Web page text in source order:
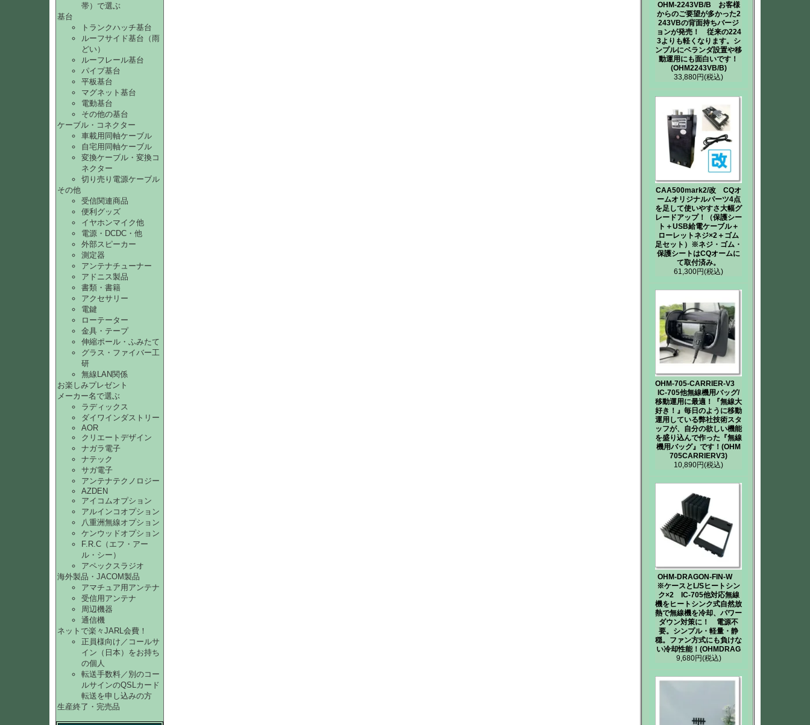
帯）で選ぶ
基台
トランクハッチ基台
ルーフサイド基台（雨
どい）
ルーフレール基台
パイプ基台
平板基台
マグネット基台
電動基台
その他の基台
ケーブル・コネクター
車載用同軸ケーブル
自宅用同軸ケーブル
変換ケーブル・変換コ
ネクター
切り売り電源ケーブル
その他
受信関連商品
便利グッズ
イヤホンマイク他
電源・DCDC・他
外部スピーカー
測定器
アンテナチューナー
アドニス製品
書類・書籍
アクセサリー
電鍵
ローテーター
金具・テープ
伸縮ポール・ふみたて
グラス・ファイバー工
研
無線LAN関係
お楽しみプレゼント
メーカー名で選ぶ
ラディックス
ダイワインダストリー
AOR
クリエートデザイン
ナガラ電子
ナテック
サガ電子
アンテナテクノロジー
AZDEN
アイコムオプション
アルインコオプション
八重洲無線オプション
ケンウッドオプション
F.R.C（エフ・アー
ル・シー）
アペックスラジオ
海外製品・JACOM製品
アマチュア用アンテナ
受信用アンテナ
周辺機器
通信機
ネットで楽々JARL会費！
正員様向け／コールサ
イン（日本）をお持ち
の個人
転送手数料／別のコー
ルサインのQSLカード
転送を申し込みの方
生産終了・完売品
OHM-2243VB/B お客様
からのご要望が多かった2
243VBの背面持ちバージ
ョンが発売！ 従来の224
3よりも軽くなります。シ
ンプルにベランダ設置や移
動運用にも面白いです！
(OHM2243VB/B)
33,880円(税込)
CAA500mark2/改 CQオ
ームオリジナルパーツ4点
を足して使いやすさ大幅グ
レードアップ！（保護シー
ト＋USB給電ケーブル＋
ローレットネジ×2＋ゴム
足セット）※ネジ・ゴム・
保護シートはCQオームに
て取付済み。
61,300円(税込)
OHM-705-CARRIER-V3
IC-705他無線機用バッグ/
移動運用に最適！『無線大
好き！』毎日のように移動
運用している弊社技術スタ
ッフが、自分の欲しい機能
を盛り込んで作った『無線
機用バッグ』です！(OHM
705CARRIERV3)
10,890円(税込)
OHM-DRAGON-FIN-W
※ケースとL/Sヒートシン
ク×2 IC-705他対応無線
機をヒートシンク式自然放
熱で無線機を冷却、パワー
ダウン対策に！ 電源不
要。シンプル・軽量・静
穏。ファン方式にも負けな
い冷却性能！(OHMDRAG
9,680円(税込)